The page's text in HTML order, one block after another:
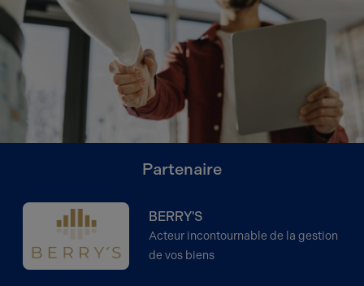
Partenaire
BERRY'S
Acteur incontournable de la gestion
de vos biens